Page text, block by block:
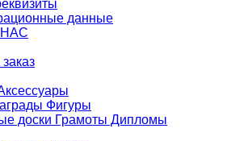
данные
Фигуры
доски Грамоты Дипломы